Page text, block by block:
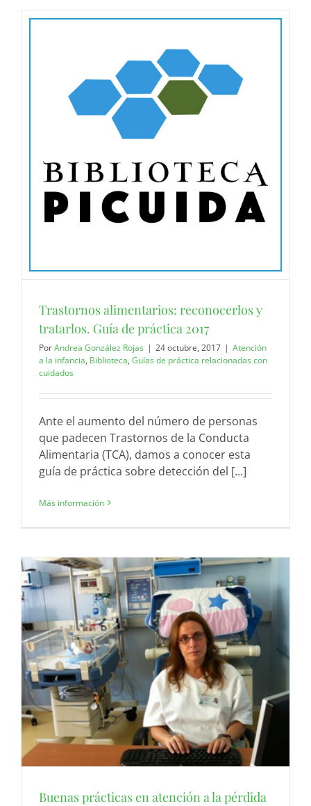
Trastornos alimentarios: reconocerlos y
tratarlos. Guía de práctica 2017
PorAndrea González Rojas | 24 octubre, 2017 | Atención
a la infancia, Biblioteca, Guías de práctica relacionadas con
cuidados
Ante el aumento del número de personas
que padecen Trastornos de la Conducta
Alimentaria (TCA), damos a conocer esta
guía de práctica sobre detección del [...]
Más información
Buenas prácticas en atención a la pérdida